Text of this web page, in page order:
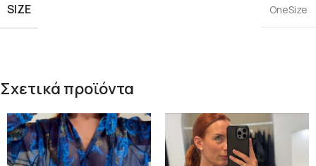
SIZE OneSize
Σχετικά προϊόντα